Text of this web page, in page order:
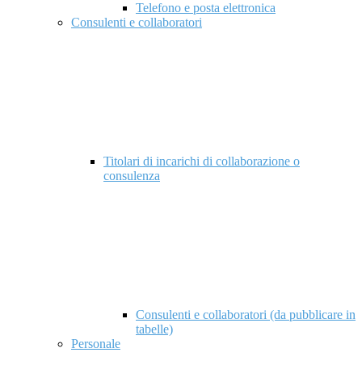
Telefono e posta elettronica
Consulenti e collaboratori
Titolari di incarichi di collaborazione o
consulenza
Consulenti e collaboratori (da pubblicare in
tabelle)
Personale